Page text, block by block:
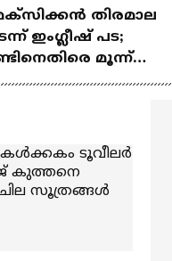
തിരമാല
ഇംഗ്ലീഷ് പട;
മൂന്ന്
ജയം